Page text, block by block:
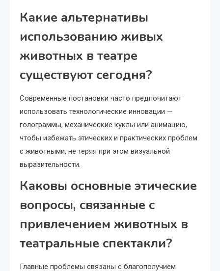
Какие альтернативы
использованию живых
животных в театре
существуют сегодня?
Современные постановки часто предпочитают
использовать технологические инновации —
голограммы, механические куклы или анимацию,
чтобы избежать этических и практических проблем
с животными, не теряя при этом визуальной
выразительности.
Каковы основные этические
вопросы, связанные с
привлечением животных в
театральные спектакли?
Главные проблемы связаны с благополучием